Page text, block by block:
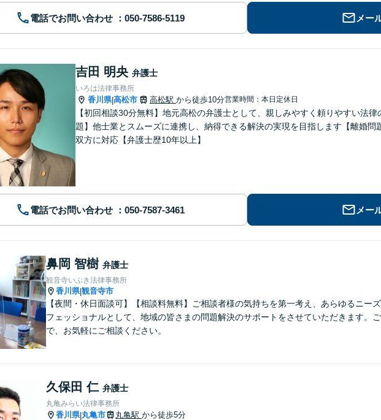
電話でお問い合わせ メー
吉田 明央 弁護士
いろは法律事務所
香川県|高松市 高松駅 から徒歩10分営業時間：本日定休日
【初回相談30分無料】地元高松の弁護士として、親しみやすく頼りやすい法
題】他士業とスムーズに連携し、納得できる解決の実現を目指します【離婚問
双方に対応【弁護士歴10年以上】
電話でお問い合わせ メー
鼻岡 智樹 弁護士
観音寺いぶき法律事務所
香川県|観音寺市
【夜間・休日面談可】【相談料無料】ご相談者様の気持ちを第一考え、あらゆるニー
フェッショナルとして、地域の皆さまの問題解決のサポートをさせていただきます。
で、お気軽にご相談ください。
久保田 仁 弁護士
丸亀みらい法律事務所
香川県|丸亀市 丸亀駅 から徒歩5分